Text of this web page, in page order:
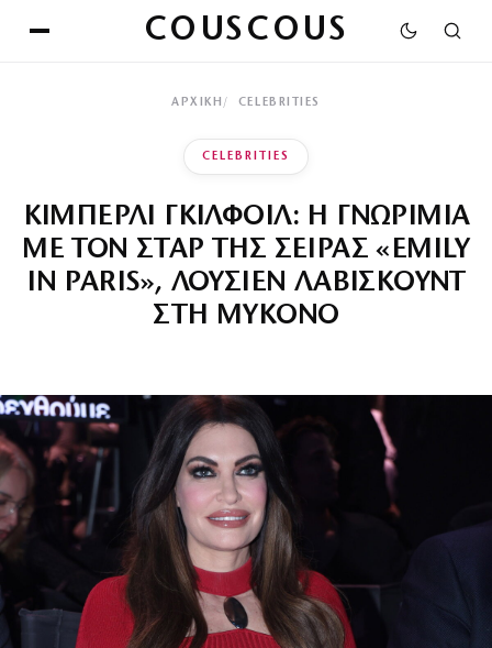
COUSCOUS
ΑΡΧΙΚΉ CELEBRITIES
CELEBRITIES
ΚΙΜΠΕΡΛΙ ΓΚΙΛΦΟΙΛ: Η ΓΝΩΡΙΜΙΑ
ΜΕ ΤΟΝ ΣΤΑΡ ΤΗΣ ΣΕΙΡΑΣ «EMILY
IN PARIS», ΛΟΥΣΙΕΝ ΛΑΒΙΣΚΟΥΝΤ
ΣΤΗ ΜΥΚΟΝΟ